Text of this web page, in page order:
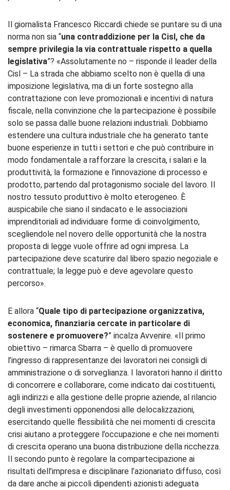
Il giornalista Francesco Riccardi chiede se puntare su di una
norma non sia “una contraddizione per la Cisl, che da
sempre privilegia la via contrattuale rispetto a quella
legislativa”? «Assolutamente no – risponde il leader della
Cisl – La strada che abbiamo scelto non è quella di una
imposizione legislativa, ma di un forte sostegno alla
contrattazione con leve promozionali e incentivi di natura
fiscale, nella convinzione che la partecipazione è possibile
solo se passa dalle buone relazioni industriali. Dobbiamo
estendere una cultura industriale che ha generato tante
buone esperienze in tutti i settori e che può contribuire in
modo fondamentale a rafforzare la crescita, i salari e la
produttività, la formazione e l’innovazione di processo e
prodotto, partendo dal protagonismo sociale del lavoro. Il
nostro tessuto produttivo è molto eterogeneo. È
auspicabile che siano il sindacato e le associazioni
imprenditoriali ad individuare forme di coinvolgimento,
scegliendole nel novero delle opportunità che la nostra
proposta di legge vuole offrire ad ogni impresa. La
partecipazione deve scaturire dal libero spazio negoziale e
contrattuale; la legge può e deve agevolare questo
percorso».
E allora “Quale tipo di partecipazione organizzativa,
economica, finanziaria cercate in particolare di
sostenere e promuovere?” incalza Avvenire. «Il primo
obiettivo – rimarca Sbarra – è quello di promuovere
l’ingresso di rappresentanze dei lavoratori nei consigli di
amministrazione o di sorveglianza. I lavoratori hanno il diritto
di concorrere e collaborare, come indicato dai costituenti,
agli indirizzi e alla gestione delle proprie aziende, al rilancio
degli investimenti opponendosi alle delocalizzazioni,
esercitando quelle flessibilità che nei momenti di crescita
crisi aiutano a proteggere l’occupazione e che nei momenti
di crescita operano una buona distribuzione della ricchezza.
Il secondo punto è regolare la compartecipazione ai
risultati dell’impresa e disciplinare l’azionariato diffuso, così
da dare anche ai piccoli dipendenti azionisti adeguata